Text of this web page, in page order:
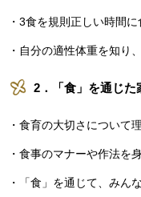
・3食を規則正しい時間
・自分の適性体重を知り
2．「食」を通じた
・食育の大切さについて
・食事のマナーや作法を
・「食」を通じて、みん